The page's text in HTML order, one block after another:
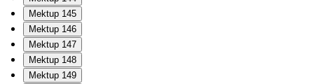
Mektup 145
Mektup 146
Mektup 147
Mektup 148
Mektup 149